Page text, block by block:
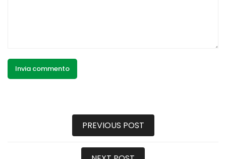
PREVIOUS POST